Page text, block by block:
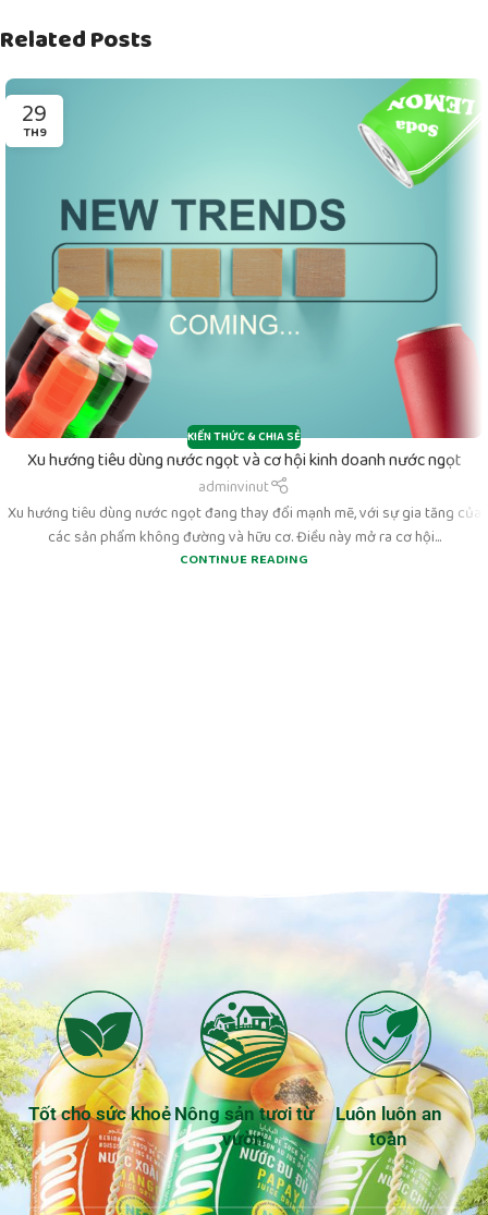
Related Posts
29
TH9
KIẾN THỨC & CHIA SẺ
Xu hướng tiêu dùng nước ngọt và cơ hội kinh doanh nước ngọt
adminvinut
Xu hướng tiêu dùng nước ngọt đang thay đổi mạnh mẽ, với sự gia tăng của
các sản phẩm không đường và hữu cơ. Điều này mở ra cơ hội...
CONTINUE READING
Tốt cho sức khoẻ Nông sản tươi từ
vườn
Luôn luôn an
toàn